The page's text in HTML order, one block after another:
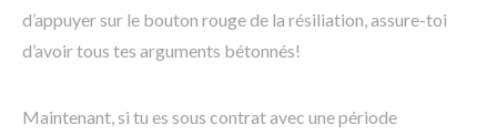
d’appuyer sur le bouton rouge de la résiliation, assure-toi
d’avoir tous tes arguments bétonnés!
Maintenant, si tu es sous contrat avec une période